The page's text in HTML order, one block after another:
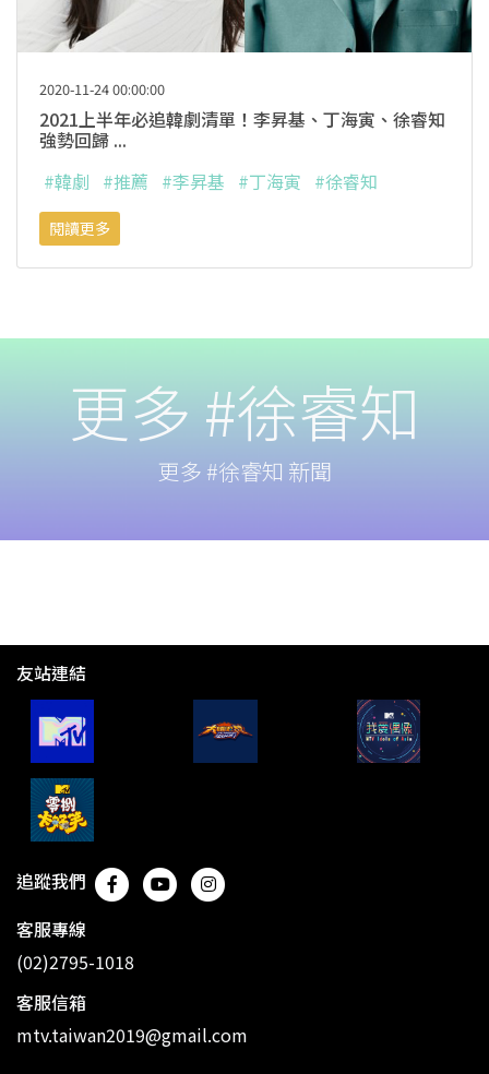
2020-11-24 00:00:00
2021上半年必追韓劇清單！李昇基、丁海寅、徐睿知
強勢回歸 ...
#韓劇 #推薦 #李昇基 #丁海寅 #徐睿知
閱讀更多
更多 #徐睿知
更多 #徐睿知 新聞
友站連結
追蹤我們
客服專線
(02)2795-1018
客服信箱
mtv.taiwan2019@gmail.com